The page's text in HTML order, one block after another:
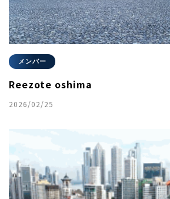
メンバー
Reezote oshima
2026/02/25